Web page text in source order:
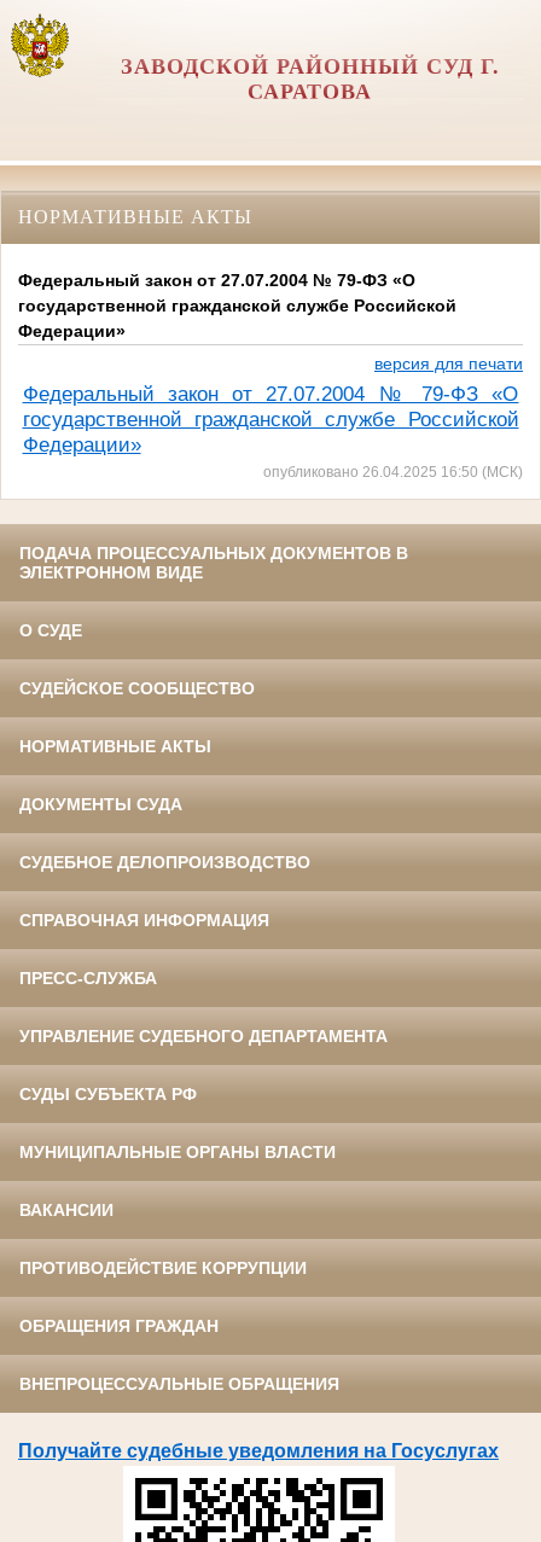
ЗАВОДСКОЙ РАЙОННЫЙ СУД Г.
САРАТОВА
НОРМАТИВНЫЕ АКТЫ
Федеральный закон от 27.07.2004 № 79-ФЗ «О
государственной гражданской службе Российской
Федерации»
версия для печати
Федеральный закон от 27.07.2004 № 79-ФЗ «О
государственной гражданской службе Российской
Федерации»
опубликовано 26.04.2025 16:50 (МСК)
ПОДАЧА ПРОЦЕССУАЛЬНЫХ ДОКУМЕНТОВ В
ЭЛЕКТРОННОМ ВИДЕ
О СУДЕ
СУДЕЙСКОЕ СООБЩЕСТВО
НОРМАТИВНЫЕ АКТЫ
ДОКУМЕНТЫ СУДА
СУДЕБНОЕ ДЕЛОПРОИЗВОДСТВО
СПРАВОЧНАЯ ИНФОРМАЦИЯ
ПРЕСС-СЛУЖБА
УПРАВЛЕНИЕ СУДЕБНОГО ДЕПАРТАМЕНТА
СУДЫ СУБЪЕКТА РФ
МУНИЦИПАЛЬНЫЕ ОРГАНЫ ВЛАСТИ
ВАКАНСИИ
ПРОТИВОДЕЙСТВИЕ КОРРУПЦИИ
ОБРАЩЕНИЯ ГРАЖДАН
ВНЕПРОЦЕССУАЛЬНЫЕ ОБРАЩЕНИЯ
Получайте судебные уведомления на Госуслугах